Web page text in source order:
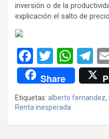
inversión o de la
explicación el salto de
F
a
ce
b
o
T
wi
tt
er
W
h
at
s
A
T
el
e
gr
a
Share
Etiquetas: alberto fernandez,
Renta inesperada